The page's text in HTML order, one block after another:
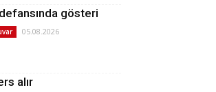
gösteri
05.08.2026
alır